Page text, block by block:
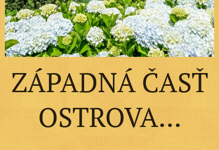
ZÁPADNÁ ČASŤ
OSTROVA...